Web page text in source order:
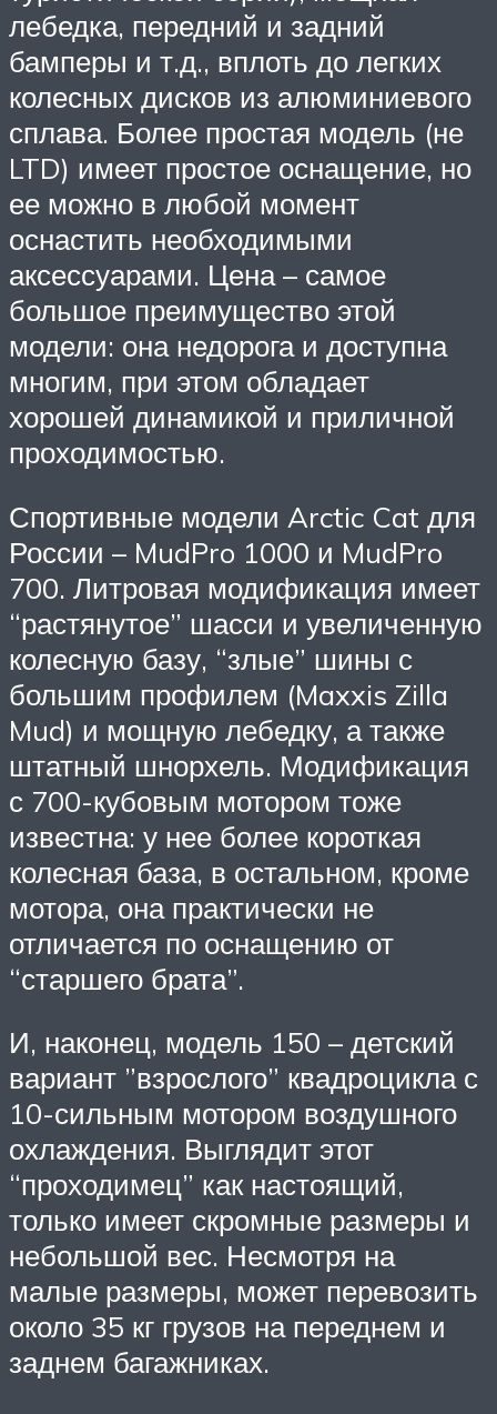
лебедка, передний и задний
бамперы и т.д., вплоть до легких
колесных дисков из алюминиевого
сплава. Более простая модель (не
LTD) имеет простое оснащение, но
ее можно в любой момент
оснастить необходимыми
аксессуарами. Цена – самое
большое преимущество этой
модели: она недорога и доступна
многим, при этом обладает
хорошей динамикой и приличной
проходимостью.
Спортивные модели Arctic Cat для
России – MudPro 1000 и MudPro
700. Литровая модификация имеет
“растянутое” шасси и увеличенную
колесную базу, “злые” шины с
большим профилем (Maxxis Zilla
Mud) и мощную лебедку, а также
штатный шнорхель. Модификация
с 700-кубовым мотором тоже
известна: у нее более короткая
колесная база, в остальном, кроме
мотора, она практически не
отличается по оснащению от
“старшего брата”.
И, наконец, модель 150 – детский
вариант ”взрослого” квадроцикла с
10-сильным мотором воздушного
охлаждения. Выглядит этот
“проходимец” как настоящий,
только имеет скромные размеры и
небольшой вес. Несмотря на
малые размеры, может перевозить
около 35 кг грузов на переднем и
заднем багажниках.